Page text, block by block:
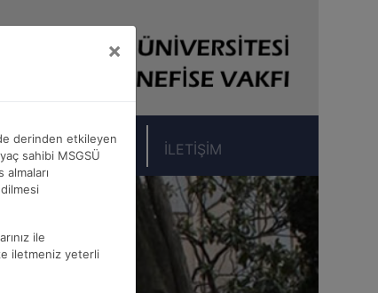
×
derinden etkileyen
sahibi MSGSÜ
ile
iletmeniz yeterli
HEDİYELİKLER İLETİŞİM